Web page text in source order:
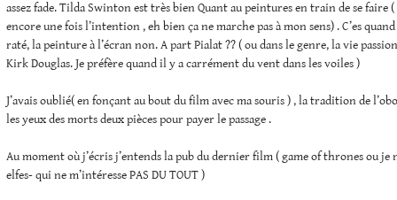
assez fade. Tilda Swinton est très bien Quant au peintures en train de se faire
encore une fois l’intention , eh bien ça ne marche pas à mon sens) . C’es
raté, la peinture à l’écran non. A part Pialat ?? ( ou dans le genre, la vie
Kirk Douglas. Je préfère quand il y a carrément du vent dans les voiles )
J’avais oublié( en fonçant au bout du film avec ma souris ) , la tradition de
les yeux des morts deux pièces pour payer le passage .
Au moment où j’écris j’entends la pub du dernier film ( game of thrones ou je
elfes- qui ne m’intéresse PAS DU TOUT )